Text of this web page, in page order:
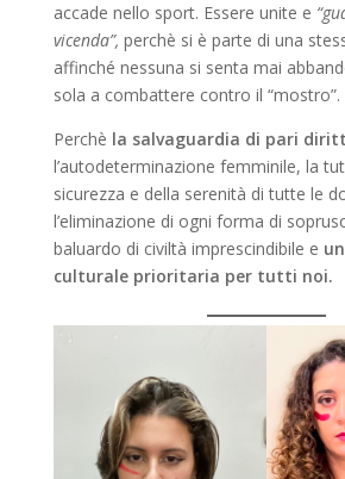
accade nello sport. Essere unite e
vicenda”, perchè si è parte di una
affinché nessuna si senta mai
sola a combattere contro il “mostro”.
Perchè la salvaguardia di pari
l’autodeterminazione femminile, la
sicurezza e della serenità di tutte le
l’eliminazione di ogni forma di
baluardo di civiltà imprescindibile e
culturale prioritaria per tutti noi.